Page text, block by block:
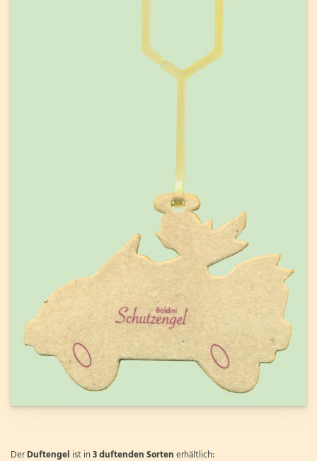
DerDuftengel ist in3 duftenden Sortenerhältlich: